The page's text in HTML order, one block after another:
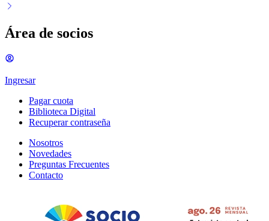
Área de socios
Ingresar
Pagar cuota
Biblioteca Digital
Recuperar contraseña
Nosotros
Novedades
Preguntas Frecuentes
Contacto